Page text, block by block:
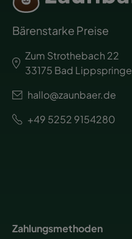
Bärenstarke Preise
Zum Strothebach 22
33175 Bad Lippspringe
hallo@zaunbaer.de
+49 5252 9154280
Zahlungsmethoden